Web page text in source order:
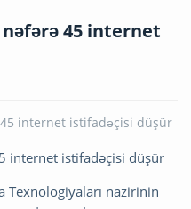
45 internet
internet istifadəçisi düşür
Texnologiyaları nazirinin